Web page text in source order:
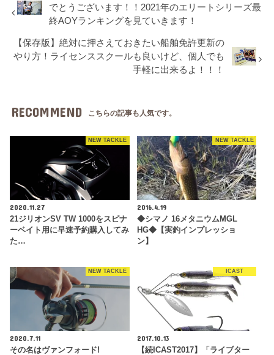
でとうございます！！2021年のエリートシリーズ最
終AOYランキングを見ていきます！
【保存版】絶対に押さえておきたい船舶免許更新の
やり方！ライセンススクールも良いけど、個人でも
手軽に出来るよ！！！
RECOMMEND こちらの記事も人気です。
NEW TACKLE
2020.11.27
21ジリオンSV TW 1000をスピナ
ーベイト用に早速予約購入してみ
た…
NEW TACKLE
2016.4.19
◆シマノ 16メタニウムMGL
HG◆【実釣インプレッショ
ン】
NEW TACKLE
2020.7.11
その名はヴァンフォード!
ICAST
2017.10.13
【続ICAST2017】「ライブター